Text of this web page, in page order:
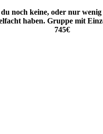
noch keine, oder nur
haben. Gruppe mit
745€